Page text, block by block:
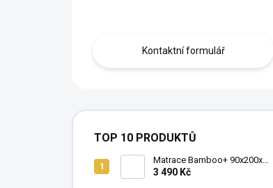
Kontaktní formulář
TOP 10 PRODUKTŮ
Matrace Bamboo+ 90x200x16
cm
3 490 Kč